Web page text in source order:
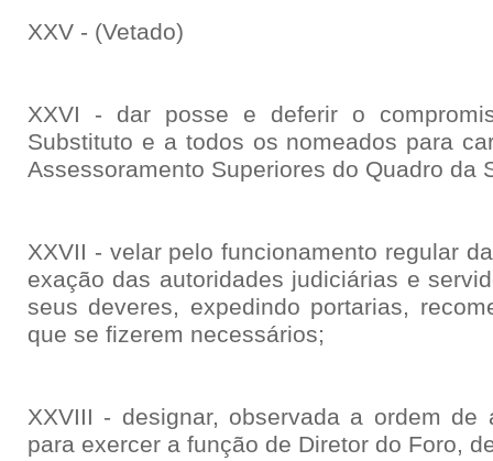
XXV - (Vetado)
XXVI - dar posse e deferir o
Substituto e a todos os nomeados para
Assessoramento Superiores do Quadro da
XXVII - velar pelo funcionamento regular
exação das autoridades judiciárias e
seus deveres, expedindo portarias,
que se fizerem necessários;
XXVIII - designar, observada a ordem de
para exercer a função de Diretor do Foro,